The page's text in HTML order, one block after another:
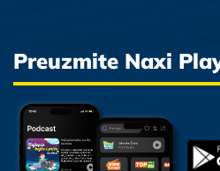
Preuzmite Naxi